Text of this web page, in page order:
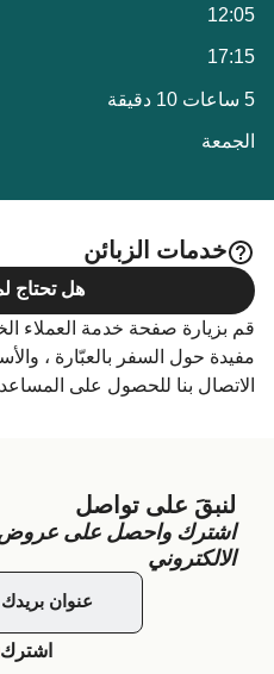
12:05
17:15
5 ساعات 10 دقيقة
الجمعة
خدمات الزبائن
قم بزيارة صفحة خدمة العملاء
مفيدة حول السفر بالعبّارة ،
الاتصال بنا للحصول على
هل تحتاج
لنبقَ على تواصل
اشترك واحصل على عروض
الالكتروني
اشترك